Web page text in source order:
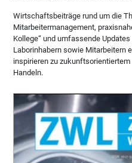
Wirtschaftsbeiträge rund um die
Mitarbeitermanagement,
Kollege“ und umfassende
Laborinhabern sowie Mitarbeitern
inspirieren zu
Handeln.